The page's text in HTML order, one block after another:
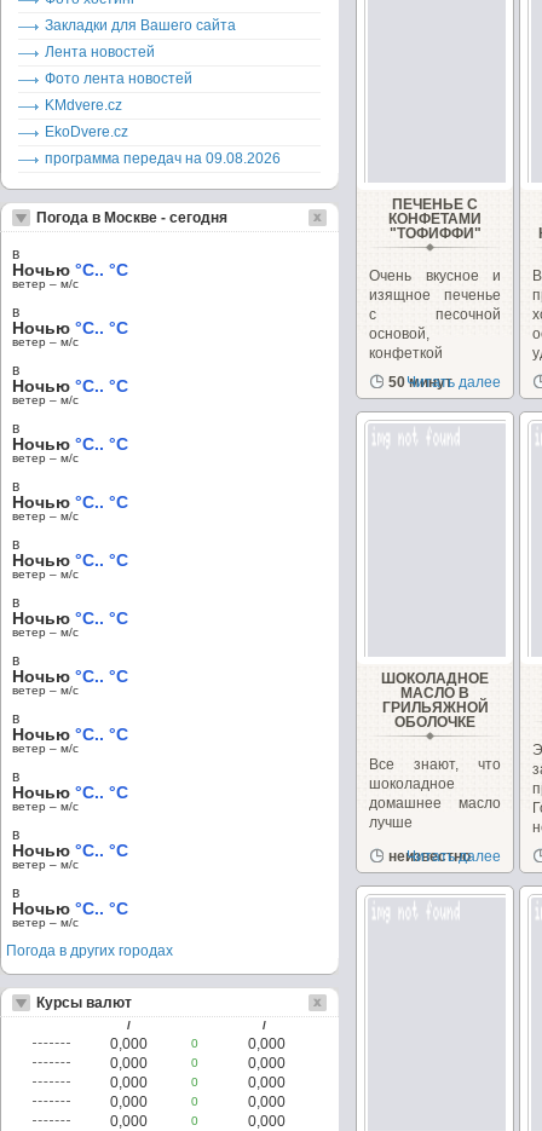
ПЕЧЕНЬЕ С
КОНФЕТАМИ
"ТОФИФФИ"
Очень вкусное и
изящное печенье
с песочной
основой,
конфеткой
"Тофиффи"...
50 минут
Читать далее
ШОКОЛАДНОЕ
МАСЛО В
ГРИЛЬЯЖНОЙ
ОБОЛОЧКЕ
Все знают, что
шоколадное
домашнее масло
лучше
рецептом никого...
неизвестно
Читать далее
Закладки для Вашего сайта
Лента новостей
Фото лента новостей
KMdvere.cz
EkoDvere.cz
программа передач на 09.08.2026
Погода в Москве - сегодня
в
Ночью °C.. °C
ветер – м/c
в
Ночью °C.. °C
ветер – м/c
в
Ночью °C.. °C
ветер – м/c
в
Ночью °C.. °C
ветер – м/c
в
Ночью °C.. °C
ветер – м/c
в
Ночью °C.. °C
ветер – м/c
в
Ночью °C.. °C
ветер – м/c
в
Ночью °C.. °C
ветер – м/c
в
Ночью °C.. °C
ветер – м/c
в
Ночью °C.. °C
ветер – м/c
в
Ночью °C.. °C
ветер – м/c
в
Ночью °C.. °C
ветер – м/c
Погода в других городах
Курсы валют
/ /
0,000 0
0,000
0,000
0
0,000
0,000
0
0,000
0,000
0
0,000
0,000
0
0,000